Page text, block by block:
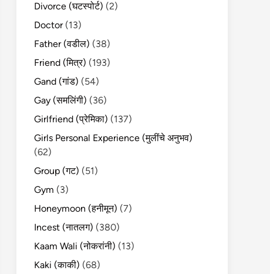
Divorce (घटस्पोर्ट) (2)
Doctor(13)
Father (वडील) (38)
Friend (मित्र) (193)
Gand (गांड) (54)
Gay (समलिंगी) (36)
Girlfriend (प्रेमिका) (137)
Girls Personal Experience (मुलींचे अनुभव)
(62)
Group (गट) (51)
Gym (3)
Honeymoon (हनीमून) (7)
Incest (नातलग) (380)
Kaam Wali (नोकरांनी) (13)
Kaki (काकी) (68)